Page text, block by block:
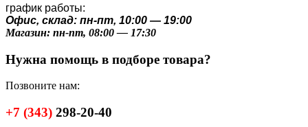
график работы:
Офис, склад: пн-пт, 10:00 — 19:00
Магазин: пн-пт, 08:00 — 17:30
Нужна помощь в подборе товара?
Позвоните нам:
+7 (343) 298-20-40